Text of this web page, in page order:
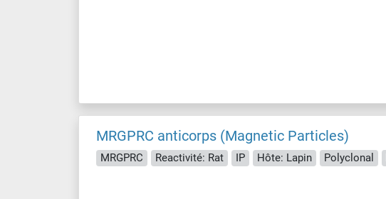
MRGPRC anticorps (Magnetic Particles)
MRGPRC Reactivité: Rat IP Hôte: Lapin Polyclonal